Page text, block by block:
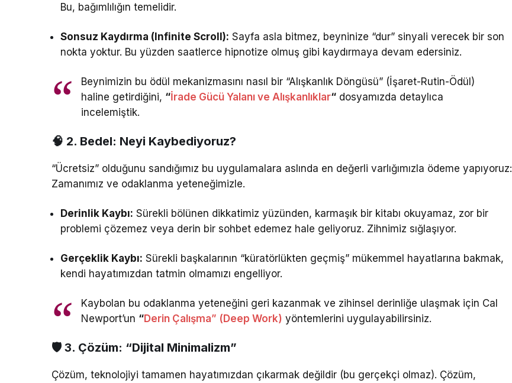
Bu, bağımlılığın temelidir.
Sonsuz Kaydırma (Infinite Scroll): Sayfa asla bitmez, beyninize “dur” sinyali verecek bir son
nokta yoktur. Bu yüzden saatlerce hipnotize olmuş gibi kaydırmaya devam edersiniz.
Beynimizin bu ödül mekanizmasını nasıl bir “Alışkanlık Döngüsü” (İşaret-Rutin-Ödül)
haline getirdiğini, “İrade Gücü Yalanı ve Alışkanlıklar“ dosyamızda detaylıca
incelemiştik.
🧠 2. Bedel: Neyi Kaybediyoruz?
“Ücretsiz” olduğunu sandığımız bu uygulamalara aslında en değerli varlığımızla ödeme yapıyoruz:
Zamanımız ve odaklanma yeteneğimizle.
Derinlik Kaybı: Sürekli bölünen dikkatimiz yüzünden, karmaşık bir kitabı okuyamaz, zor bir
problemi çözemez veya derin bir sohbet edemez hale geliyoruz. Zihnimiz sığlaşıyor.
Gerçeklik Kaybı: Sürekli başkalarının “küratörlükten geçmiş” mükemmel hayatlarına bakmak,
kendi hayatımızdan tatmin olmamızı engelliyor.
Kaybolan bu odaklanma yeteneğini geri kazanmak ve zihinsel derinliğe ulaşmak için Cal
Newport’un “Derin Çalışma” (Deep Work) yöntemlerini uygulayabilirsiniz.
🛡️ 3. Çözüm: “Dijital Minimalizm”
Çözüm, teknolojiyi tamamen hayatımızdan çıkarmak değildir (bu gerçekçi olmaz). Çözüm,